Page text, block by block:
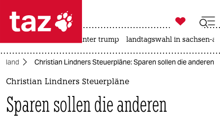
 taz zahl ich
taz zahl ich
politik

taz zahl ich
usa unter trump landtagswahl in sachsen-
Christian Lindners Steuerpläne: Sparen sollen die anderen
Christian Lindners Steuerpläne
Sparen sollen die anderen